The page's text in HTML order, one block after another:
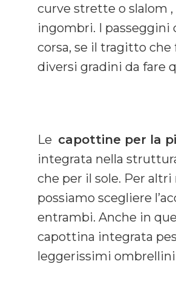
curve strette o slalom
ingombri. I passeggini
corsa, se il tragitto
diversi gradini da fare
Le capottine per la
integrata nella
che per il sole. Per
possiamo scegliere
entrambi. Anche in
capottina integrata
leggerissimi